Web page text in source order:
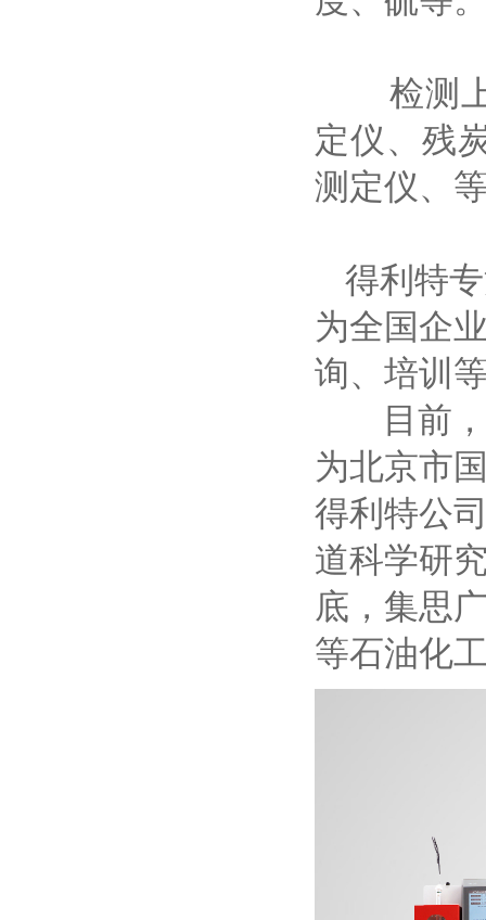
检测上
定仪、残
测定仪、
得利特
为全国企
询、培训
目前，
为北京市
得利特公
道科学研
底，集思
等石油化